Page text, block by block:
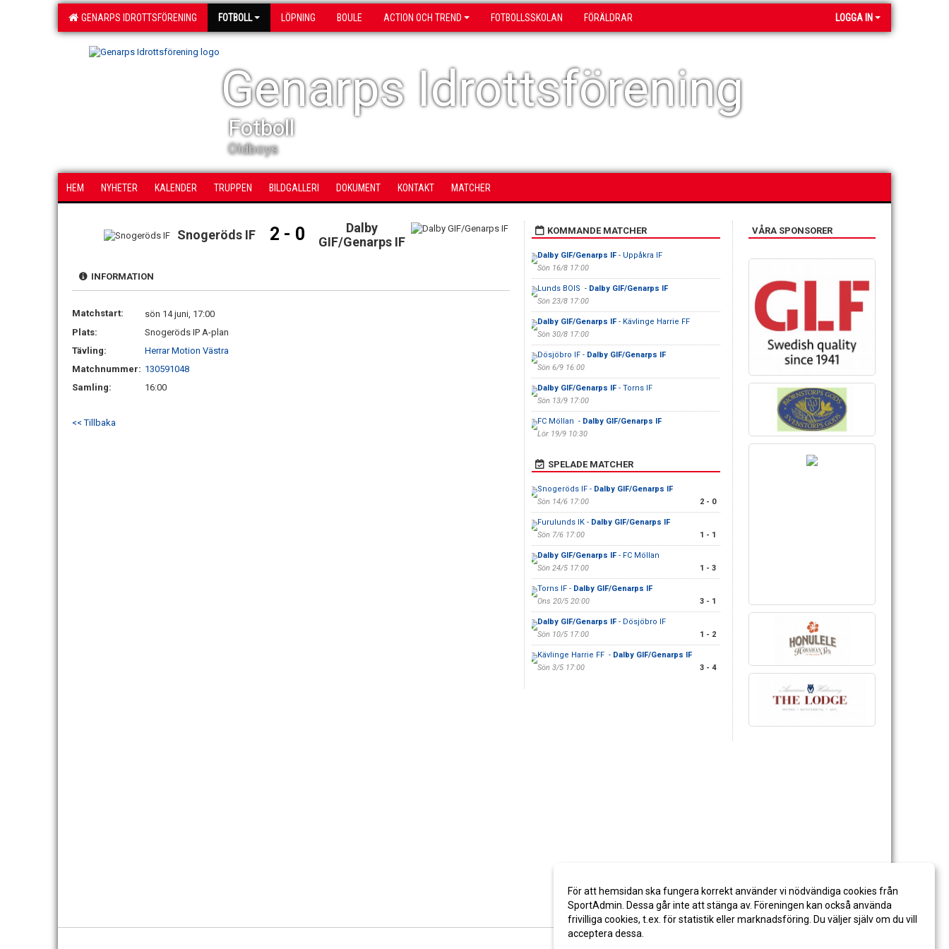
GENARPS IDROTTSFÖRENING FOTBOLL LÖPNING BOULE ACTION OCH TREND FOTBOLLSSKOLAN FÖRÄLDRAR LOGGA IN
Genarps Idrottsförening
Fotboll
Oldboys
HEM NYHETER KALENDER TRUPPEN BILDGALLERI DOKUMENT KONTAKT MATCHER
Snogeröds IF 2 - 0
Dalby
GIF/Genarps IF
INFORMATION
Matchstart:
sön 14 juni, 17:00
Plats:
Snogeröds IP A-plan
Tävling:
Herrar Motion Västra
Matchnummer: 130591048
Samling:
16:00
<< Tillbaka
KOMMANDE MATCHER
Dalby GIF/Genarps IF- Uppåkra IF
Sön 16/8 17:00
Lunds BOIS - Dalby GIF/Genarps IF
Sön 23/8 17:00
Dalby GIF/Genarps IF- Kävlinge Harrie FF
Sön 30/8 17:00
Dösjöbro IF - Dalby GIF/Genarps IF
Sön 6/9 16:00
Dalby GIF/Genarps IF- Torns IF
Sön 13/9 17:00
FC Möllan - Dalby GIF/Genarps IF
Lör 19/9 10:30
SPELADE MATCHER
Snogeröds IF - Dalby GIF/Genarps IF
Sön 14/6 17:00
2 - 0
Furulunds IK - Dalby GIF/Genarps IF
Sön 7/6 17:00
1 - 1
Dalby GIF/Genarps IF- FC Möllan
Sön 24/5 17:00
1 - 3
Torns IF - Dalby GIF/Genarps IF
Ons 20/5 20:00
3 - 1
Dalby GIF/Genarps IF- Dösjöbro IF
Sön 10/5 17:00
1 - 2
Kävlinge Harrie FF - Dalby GIF/Genarps IF
Sön 3/5 17:00
3 - 4
VÅRA SPONSORER
För att hemsidan ska fungera korrekt använder vi nödvändiga cookies från
SportAdmin. Dessa går inte att stänga av. Föreningen kan också använda
frivilliga cookies, t.ex. för statistik eller marknadsföring. Du väljer själv om du vill
acceptera dessa.